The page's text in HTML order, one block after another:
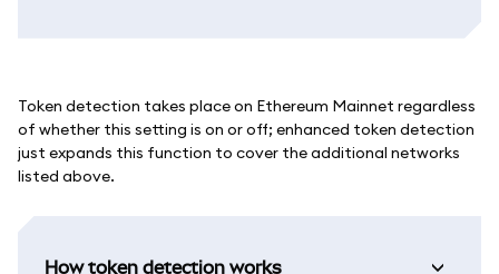
Token detection takes place on Ethereum Mainnet regardless
of whether this setting is on or off; enhanced token detection
just expands this function to cover the additional networks
listed above.
How token detection works